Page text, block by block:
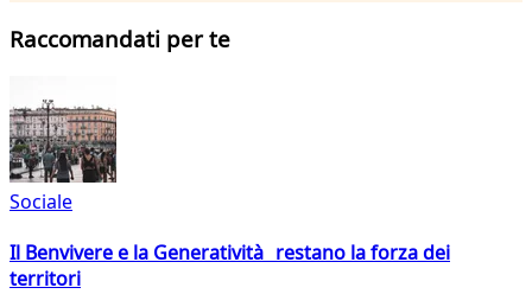
Raccomandati per te
Sociale
Il Benvivere e la Generatività restano la forza dei
territori